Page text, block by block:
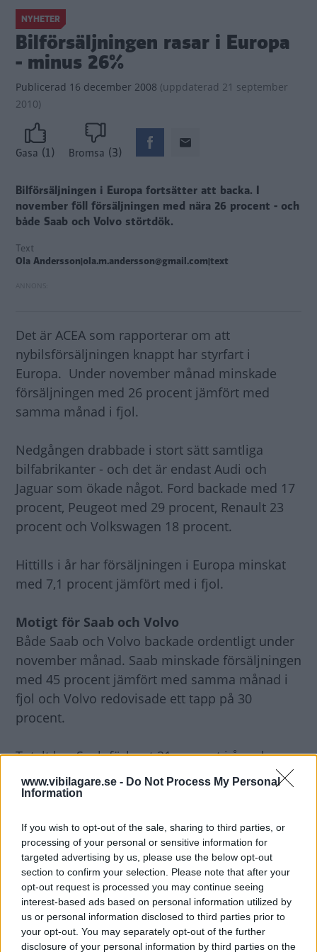
www.vibilagare.se - Do Not Process My Personal
Information
If you wish to opt-out of the sale, sharing to third parties, or
processing of your personal or sensitive information for
targeted advertising by us, please use the below opt-out
section to confirm your selection. Please note that after your
opt-out request is processed you may continue seeing
interest-based ads based on personal information utilized by
us or personal information disclosed to third parties prior to
your opt-out. You may separately opt-out of the further
disclosure of your personal information by third parties on the
NYHETER
Bilförsäljningen rasar i Europa
- minus 26%
Publicerad 16 december 2008 (uppdaterad 21 september
2010)
Gasa (1) Bromsa (3)
Bilförsäljningen i Europa fortsätter att backa. I
november föll försäljningen med nära 26 procent - och
både Saab och Volvo störtdök.
Text
Ola Andersson|ola.m.andersson@gmail.com|text
Det är ACEA som rapporterar om att
nybilsförsäljningen knappt har styrfart i
Europa. Under november månad minskade
försäljningen med 26 procent jämfört med
samma månad i fjol.
Nedgången drabbade i stort sätt samtliga
bilfabrikanter - och det är endast Audi och
Jaguar som ökade något. Ford backade med 17
procent, Peugeot med 29 procent, Renault 23
procent och Volkswagen 18 procent.
Hittills i år har försäljningen i Europa minskat
med 7,1 procent jämfört med i fjol.
Motigt för Saab och Volvo
Både Saab och Volvo backade ordentligt under
november månad. Saab minskade försäljningen
med 45 procent jämfört med samma månad i
fjol och Volvo redovisade ett tapp på 30
procent.
Totalt har Saab förlorat 21 procent i år och
Volvo 14,8 procent jämfört med i fjol.
Försäljningen minskar över hela Europa och
endast i Finland, Polen och Tjeckien såldes det
fler bilar i november jämfört med samma
period i fjol.